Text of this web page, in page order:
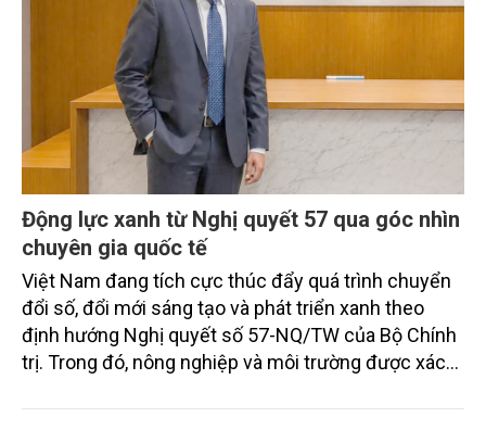
Động lực xanh từ Nghị quyết 57 qua góc nhìn
chuyên gia quốc tế
Việt Nam đang tích cực thúc đẩy quá trình chuyển
đổi số, đổi mới sáng tạo và phát triển xanh theo
định hướng Nghị quyết số 57-NQ/TW của Bộ Chính
trị. Trong đó, nông nghiệp và môi trường được xác
sắc bởi các tiến bộ công nghệ và cam kết bền vững